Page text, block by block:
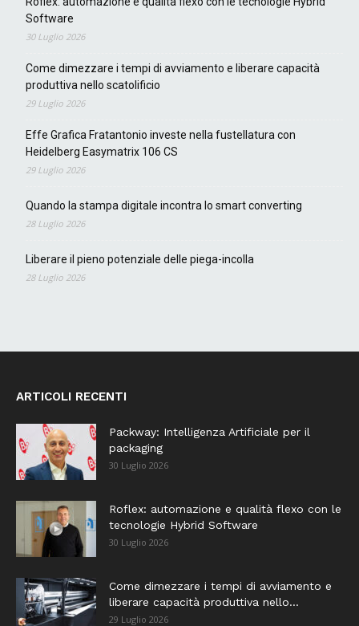
Software
30 Luglio 2026
Come dimezzare i tempi di avviamento e liberare capacità
produttiva nello scatolificio
29 Luglio 2026
Effe Grafica Fratantonio investe nella fustellatura con
Heidelberg Easymatrix 106 CS
29 Luglio 2026
Quando la stampa digitale incontra lo smart converting
28 Luglio 2026
Liberare il pieno potenziale delle piega-incolla
28 Luglio 2026
ARTICOLI RECENTI
Packway: Intelligenza Artificiale per il
packaging
30 Luglio 2026
Roflex: automazione e qualità flexo con le
tecnologie Hybrid Software
30 Luglio 2026
Come dimezzare i tempi di avviamento e
liberare capacità produttiva nello...
29 Luglio 2026